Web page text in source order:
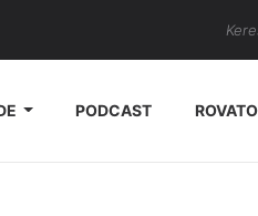
PODCAST